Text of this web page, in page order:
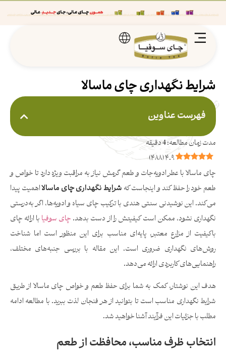
شرایط نگهداری چای ماسالا
فهرست عناوین
۴.۹(۴۸۸)
چای ماسالا با عطر ادویه‌جات و طعم گرمش نیاز به مراقبت ویژه دارد تا خواص و
طعم خود را حفظ کند و اینجاست که شرایط نگهداری چای ماسالااهمیت پیدا
می‌کند. این نوشیدنی سنتی هندی با ترکیب چای سیاه و ادویه‌ها، اگر به‌درستی
نگهداری نشود، ممکن است کیفیتش را از دست بدهد. چای سوفیا با ارائه چای
باکیفیت از مزارع معتبر، پایه‌ای مناسب برای این منظور است اما شناخت
روش‌های نگهداری ضروری است. این مقاله با بررسی جنبه‌های مختلف،
راهنمایی‌های کاربردی ارائه می‌دهد.
هدف این نوشتار، کمک به شما برای حفظ طعم و خواص چای ماسالا از طریق
شرایط نگهداری مناسب است تا بتوانید از هر فنجان لذت ببرید. با مطالعه ادامه
مطلب با جزئیات این فرآیند آشنا خواهید شد.
انتخاب ظرف مناسب، محافظت از طعم